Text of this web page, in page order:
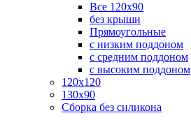
Все 120х90
без крыши
Прямоугольные
с низким поддоном
с средним поддоном
с высоким поддоном
120х120
130х90
Сборка без силикона